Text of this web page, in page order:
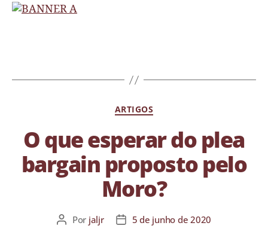
ARTIGOS
O que esperar do plea
bargain proposto pelo
Moro?
Por jaljr 5 de junho de 2020